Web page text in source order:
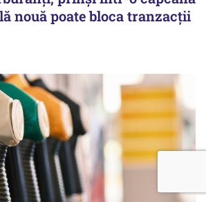
nouă poate bloca tranzacții